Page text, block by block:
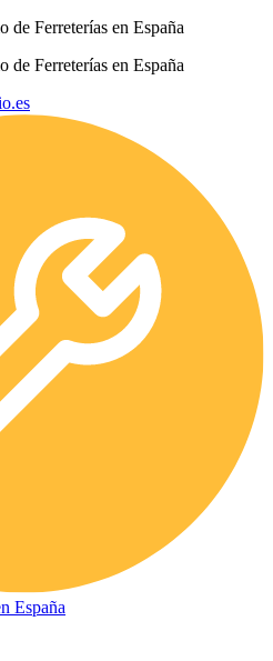
Ferreterías en España
Ferreterías en España
España